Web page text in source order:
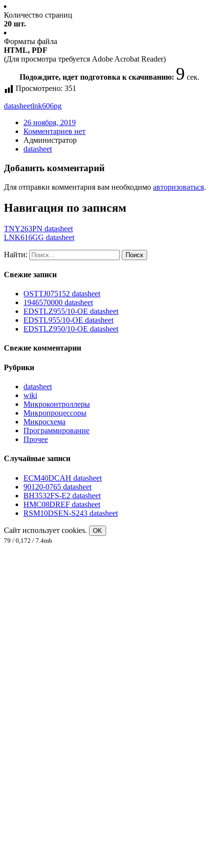
Количество страниц
20 шт.
Форматы файла
HTML, PDF
(Для просмотра требуется Adobe Acrobat Reader)
Подождите, идет подготовка к скачиванию: 9 сек.
Просмотрено: 351
datasheetlnk606pg
26 ноября, 2019
Комментариев нет
Администратор
datasheet
Добавить комментарий
Для отправки комментария вам необходимо авторизоваться.
Навигация по записям
TNY263PN datasheet
LNK616GG datasheet
Найти:
Свежие записи
OSTTJ075152 datasheet
1946570000 datasheet
EDSTLZ955/10-OE datasheet
EDSTL955/10-OE datasheet
EDSTLZ950/10-OE datasheet
Свежие комментарии
Рубрики
datasheet
wiki
Микроконтроллеры
Микропроцессоры
Микросхема
Программирование
Прочее
Случайные записи
ECM40DCAH datasheet
90120-0765 datasheet
BH3532FS-E2 datasheet
HMC08DREF datasheet
RSM10DSEN-S243 datasheet
Сайт использует cookies.
OK
79 / 0,172 / 7.4mb